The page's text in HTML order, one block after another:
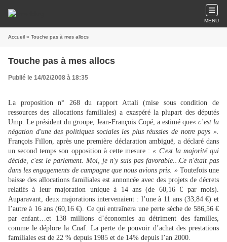
MENU
Accueil » Touche pas à mes allocs
Touche pas à mes allocs
Publié le 14/02/2008 à 18:35
La proposition n° 268 du rapport Attali (mise sous condition de
ressources des allocations familiales) a exaspéré la plupart des députés
Ump. Le président du groupe, Jean-François Copé, a estimé que« c’est la
négation d'une des politiques sociales les plus réussies de notre pays ».
François Fillon, après une première déclaration ambiguë, a déclaré dans
un second temps son opposition à cette mesure :« C'est la majorité qui
décide, c'est le parlement. Moi, je n'y suis pas favorable…Ce n'était pas
dans les engagements de campagne que nous avions pris. »Toutefois une
baisse des allocations familiales est annoncée avec des projets de décrets
relatifs à leur majoration unique à 14 ans (de 60,16 € par mois).
Auparavant, deux majorations intervenaient : l’une à 11 ans (33,84 €) et
l’autre à 16 ans (60,16 €). Ce qui entraînera une perte sèche de 586,56 €
par enfant…et 138 millions d’économies au détriment des familles,
comme le déplore la Cnaf. La perte de pouvoir d’achat des prestations
familiales est de 22 % depuis 1985 et de 14% depuis l’an 2000.